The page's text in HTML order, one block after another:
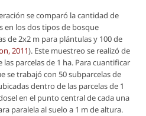
se comparó la cantidad de
en los dos tipos de bosque
de 2x2 m para plántulas y 100 de
2011). Este muestreo se realizó de
parcelas de 1 ha. Para cuantificar
se trabajó con 50 subparcelas de
dentro de las parcelas de 1
en el punto central de cada una
paralela al suelo a 1 m de altura.